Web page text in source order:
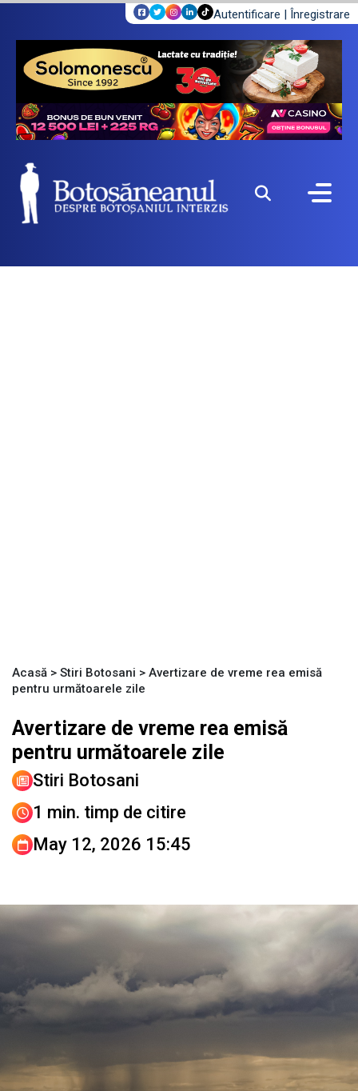
Autentificare | Înregistrare
Acasă > Stiri Botosani > Avertizare de vreme rea emisă
pentru următoarele zile
Avertizare de vreme rea emisă
pentru următoarele zile
Stiri Botosani
1 min. timp de citire
May 12, 2026 15:45